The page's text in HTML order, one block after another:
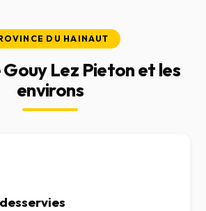
DU HAINAUT
Lez Pieton et les
environs